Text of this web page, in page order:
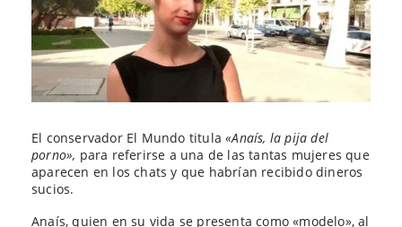
El conservador El Mundo titula «Anaís, la pija del
porno», para referirse a una de las tantas mujeres que
aparecen en los chats y que habrían recibido dineros
sucios.
Anaís, quien en su vida se presenta como «modelo», al